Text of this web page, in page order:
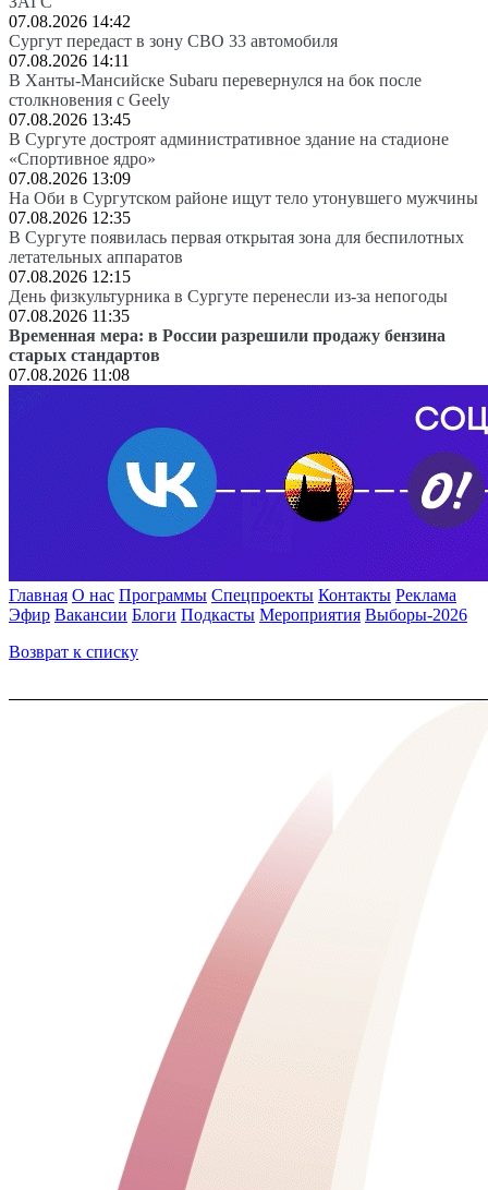
07.08.2026 14:42
Сургут передаст в зону СВО 33 автомобиля
07.08.2026 14:11
В Ханты-Мансийске Subaru перевернулся на бок после
столкновения с Geely
07.08.2026 13:45
В Сургуте достроят административное здание на стадионе
«Спортивное ядро»
07.08.2026 13:09
На Оби в Сургутском районе ищут тело утонувшего мужчины
07.08.2026 12:35
В Сургуте появилась первая открытая зона для беспилотных
летательных аппаратов
07.08.2026 12:15
День физкультурника в Сургуте перенесли из-за непогоды
07.08.2026 11:35
Временная мера: в России разрешили продажу бензина
старых стандартов
07.08.2026 11:08
Главная О нас Программы Спецпроекты Контакты Реклама
Эфир Вакансии Блоги Подкасты Мероприятия Выборы-2026
Возврат к списку